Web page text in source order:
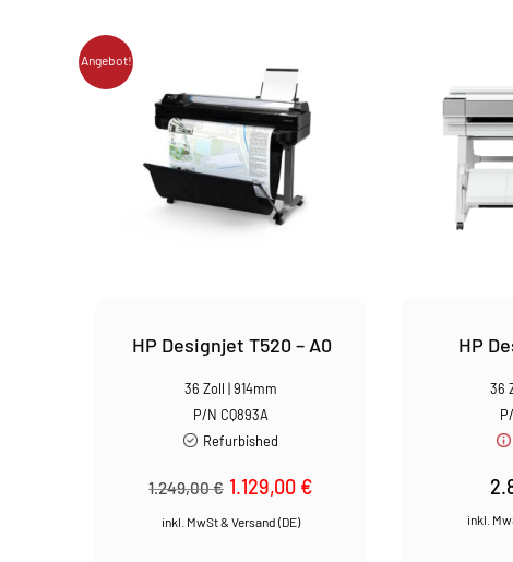
Angebot!
HP Designjet T520 – A0
36 Zoll | 914mm
P/N CQ893A
Refurbished
1.249,00€ Ursprünglicher
Preis
1.129,00 €
HP
36